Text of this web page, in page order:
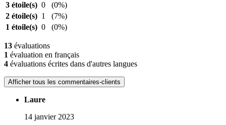
3 étoile(s) 0
(0%)
2 étoile(s) 1
(7%)
1 étoile(s) 0 (0%)
13 évaluations
1 évaluation en français
4 évaluations écrites dans d'autres langues
Afficher tous les commentaires-clients
Laure
14 janvier 2023